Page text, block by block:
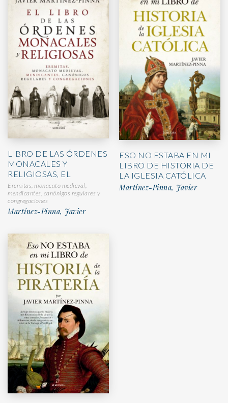
LIBRO DE LAS ÓRDENES
MONACALES Y
RELIGIOSAS, EL
Eremitas, monacato medieval,
mendicantes, canónigos regulares y
congregaciones
Martínez-Pinna, Javier
ESO NO ESTABA EN MI
LIBRO DE HISTORIA DE
LA IGLESIA CATÓLICA
Martínez-Pinna, Javier